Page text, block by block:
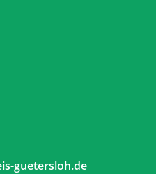
guetersloh.de